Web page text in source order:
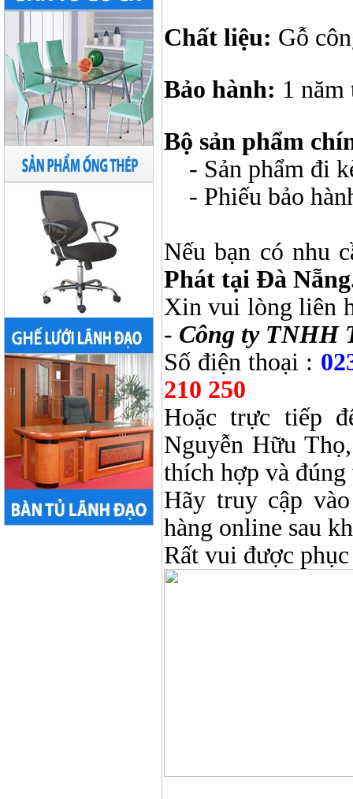
Chất liệu: Gỗ
Bảo hành: 1 năm
Bộ sản phẩm
- Sản phẩm đi
- Phiếu bảo
Nếu bạn có nhu
Phát tại Đà
Xin vui lòng liên
- Công ty TNHH
Số điện thoại :
210 250
Hoặc trực tiếp
Nguyễn Hữu
thích hợp và
Hãy truy cập
hàng online sau
Rất vui được